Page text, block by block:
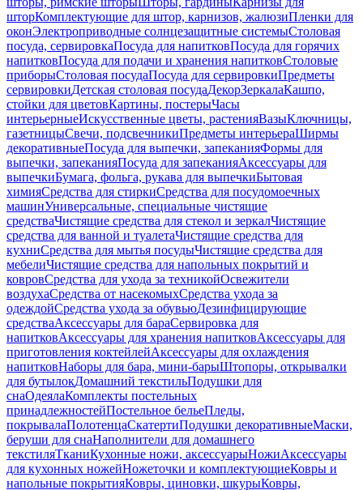
шторКомплектующие для штор, карнизов, жалюзиПленки для
оконЭлектроприводные солнцезащитные системыСтоловая
посуда, сервировкаПосуда для напитковПосуда для горячих
напитковПосуда для подачи и хранения напитковСтоловые
приборыСтоловая посудаПосуда для сервировкиПредметы
сервировкиДетская столовая посудаДекорЗеркалаКашпо,
стойки для цветовКартины, постерыЧасы
интерьерныеИскусственные цветы, растенияВазыКлючницы,
газетницыСвечи, подсвечникиПредметы интерьераШирмы
декоративныеПосуда для выпечки, запеканияФормы для
выпечки, запеканияПосуда для запеканияАксессуары для
выпечкиБумага, фольга, рукава для выпечкиБытовая
химияСредства для стиркиСредства для посудомоечных
машинУниверсальные, специальные чистящие
средстваЧистящие средства для стекол и зеркалЧистящие
средства для ванной и туалетаЧистящие средства для
кухниСредства для мытья посудыЧистящие средства для
мебелиЧистящие средства для напольных покрытий и
ковровСредства для ухода за техникойОсвежители
воздухаСредства от насекомыхСредства ухода за
одеждойСредства ухода за обувьюДезинфицирующие
средстваАксессуары для бараСервировка для
напитковАксессуары для хранения напитковАксессуары для
приготовления коктейлейАксессуары для охлаждения
напитковНаборы для бара, мини-барыШтопоры, открывалки
для бутылокДомашний текстильПодушки для
снаОдеялаКомплекты постельных
принадлежностейПостельное бельеПледы,
покрывалаПолотенцаСкатертиПодушки декоративныеМаски,
беруши для снаНаполнители для домашнего
текстиляТканиКухонные ножи, аксессуарыНожиАксессуары
для кухонных ножейНожеточки и комплектующиеКовры и
напольные покрытияКовры, циновки, шкурыКовры,